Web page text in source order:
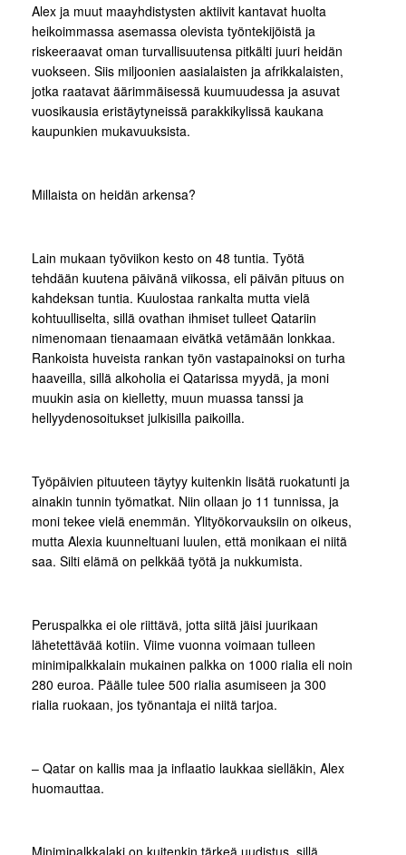
Alex ja muut maayhdistysten aktiivit kantavat huolta
heikoimmassa asemassa olevista työntekijöistä ja
riskeeraavat oman turvallisuutensa pitkälti juuri heidän
vuokseen. Siis miljoonien aasialaisten ja afrikkalaisten,
jotka raatavat äärimmäisessä kuumuudessa ja asuvat
vuosikausia eristäytyneissä parakkikylissä kaukana
kaupunkien mukavuuksista.
Millaista on heidän arkensa?
Lain mukaan työviikon kesto on 48 tuntia. Työtä
tehdään kuutena päivänä viikossa, eli päivän pituus on
kahdeksan tuntia. Kuulostaa rankalta mutta vielä
kohtuulliselta, sillä ovathan ihmiset tulleet Qatariin
nimenomaan tienaamaan eivätkä vetämään lonkkaa.
Rankoista huveista rankan työn vastapainoksi on turha
haaveilla, sillä alkoholia ei Qatarissa myydä, ja moni
muukin asia on kielletty, muun muassa tanssi ja
hellyydenosoitukset julkisilla paikoilla.
Työpäivien pituuteen täytyy kuitenkin lisätä ruokatunti ja
ainakin tunnin työmatkat. Niin ollaan jo 11 tunnissa, ja
moni tekee vielä enemmän. Ylityökorvauksiin on oikeus,
mutta Alexia kuunneltuani luulen, että monikaan ei niitä
saa. Silti elämä on pelkkää työtä ja nukkumista.
Peruspalkka ei ole riittävä, jotta siitä jäisi juurikaan
lähetettävää kotiin. Viime vuonna voimaan tulleen
minimipalkkalain mukainen palkka on 1000 rialia eli noin
280 euroa. Päälle tulee 500 rialia asumiseen ja 300
rialia ruokaan, jos työnantaja ei niitä tarjoa.
– Qatar on kallis maa ja inflaatio laukkaa sielläkin, Alex
huomauttaa.
Minimipalkkalaki on kuitenkin tärkeä uudistus, sillä